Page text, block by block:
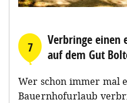
7
Verbringe einen
auf dem Gut
Wer schon immer mal
Bauernhofurlaub